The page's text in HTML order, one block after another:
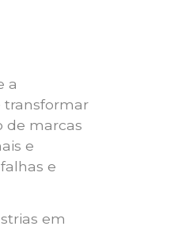
a
transformar
de marcas
e
e
em